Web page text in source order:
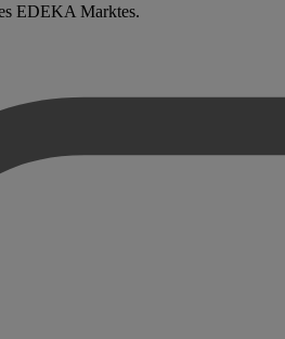
EDEKA Marktes.